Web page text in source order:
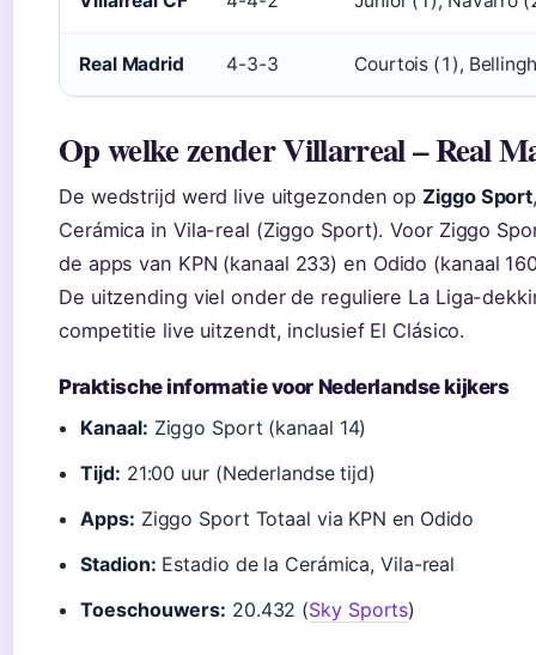
Real Madrid 4-3-3 Courtois (1),
Op welke zender Villarreal – Real
De wedstrijd werd live uitgezonden opZiggo Sport
Cerámica in Vila-real (Ziggo Sport). Voor Ziggo
de apps van KPN (kanaal 233) en Odido (kanaal
De uitzending viel onder de reguliere La Liga-
competitie live uitzendt, inclusief El Clásico.
Praktische informatie voor Nederlandse kijkers
Kanaal: Ziggo Sport (kanaal 14)
Tijd: 21:00 uur (Nederlandse tijd)
Apps: Ziggo Sport Totaal via KPN en Odido
Stadion: Estadio de la Cerámica, Vila-real
Toeschouwers: 20.432 (Sky Sports)